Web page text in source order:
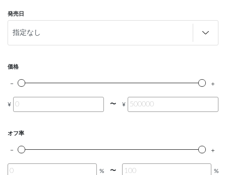
発売日
価格
¥ 〜 ¥
オフ率
% 〜 %